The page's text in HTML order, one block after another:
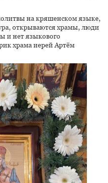
на кряшенском языке,
открываются храмы, люди
и нет языкового
храма иерей Артём